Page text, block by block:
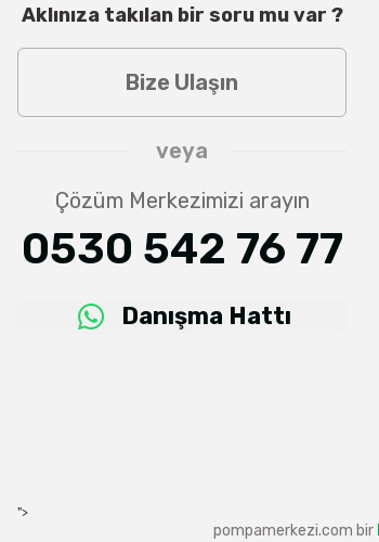
Aklınıza takılan bir soru mu var ?
Bize Ulaşın
veya
Çözüm Merkezimizi arayın
0530 542 76 77
Danışma Hattı
">
pompamerkezi.com bir